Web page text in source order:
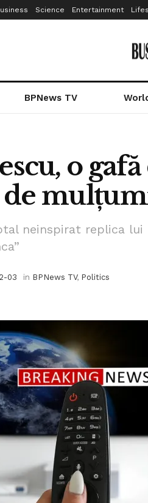
Science Entertainment
BPNews TV
o
de
neinspirat replica lui
03 in BPNews TV, Politics